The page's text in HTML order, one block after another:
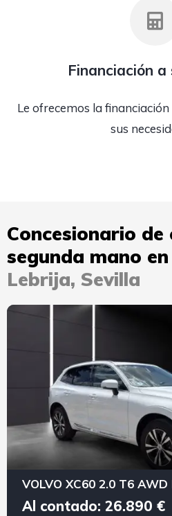
Financiación a
Le ofrecemos la
sus
Concesionario de
segunda mano en
Lebrija, Sevilla
Al contado: 26.890 €